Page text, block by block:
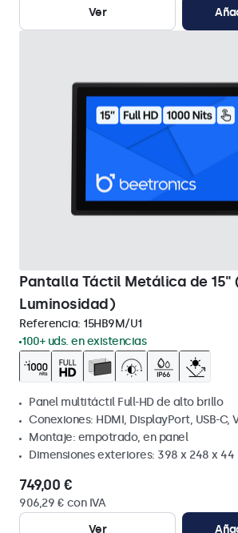
Ver
Pantalla Táctil Metálica de 15"
Luminosidad)
Referencia: 15HB9M/U1
100+ uds. en existencias
Panel multitáctil Full-HD de alto brillo
Conexiones: HDMI, DisplayPort, USB-C,
Montaje: empotrado, en panel
Dimensiones exteriores: 398 x 248 x 44
749,00 €
906,29 € con IVA
Ver